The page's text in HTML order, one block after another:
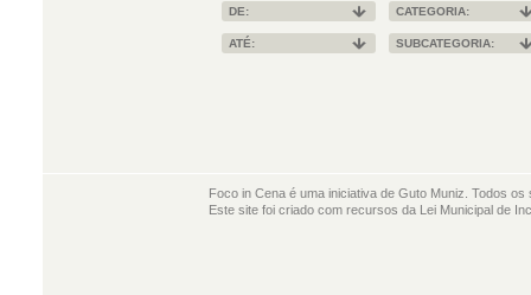
DE:
ATÉ:
CATEGORIA:
SUBCATEGORIA:
Foco in Cena é uma iniciativa de Guto Muniz. Todos
Este site foi criado com recursos da Lei Municipal de